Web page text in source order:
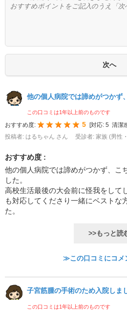
他の個人病院では諦めがつかず
この口コミは1年以上前のものです
おすすめ度: 5 対応: 5 清潔
投稿者: はるちゃん さん
受診者: 家族 (男性
おすすめ度 :
他の個人病院では諦めがつかず、こ
した。
高校生活最後の大会前に怪我をして
も対応してくださり一緒にベストな
た。
>>もっと読
≫この口コミにコメ
子宮筋腫の手術のため入院しま
この口コミは1年以上前のものです